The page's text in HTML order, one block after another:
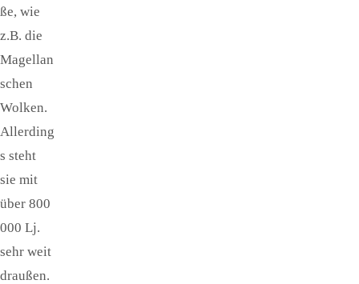
ße, wie
z.B. die
Magellan
schen
Wolken.
Allerding
s steht
sie mit
über 800
000 Lj.
sehr weit
draußen.